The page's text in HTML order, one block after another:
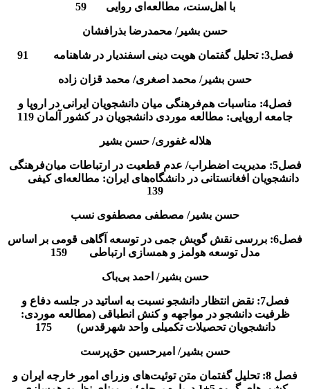
با اهل‌سنت، مطالعه‌ای روایی 59
حسن بشیر/ محمدرضا بذرافشان
فصل3: تحلیل گفتمان هویت دینی اسفندیار در شاهنامه 91
حسن بشیر/ محمد اصغری/ محمد قزان زاده
فصل4: مناسبات هم‌فرهنگی میان دانشجویان ایرانی در اروپا و
جامعه اروپایی: مطالعه موردی دانشجویان در کشور آلمان 119
هلاله غفوری/ حسن بشیر
فصل5: مدیریت اضطراب/ عدم قطعیت در ارتباطات میان‌فرهنگی
دانشجویان افغانستانی در دانشگاه‌های ایران: مطالعه‌ای کیفی
139
حسن بشیر/ مصطفی مصطفوی نسب
فصل6: بررسی نقش گویش جمی در توسعه آگاهی قومی بر اساس
مدل توسعه هولمز و همسازی ارتباطی 159
حسن بشیر/ احمد بی‌باک
فصل7: نقض انتظار دانشجو نسبت به اساتید در جلسه دفاع و
ظرفیت دانشجو در مواجهه و کنش انطباقی (مطالعه موردی:
دانشجویان تحصیلات تکمیلی واحد شهرقدس) 175
حسن بشیر/ امیرحسین حق‌پرست
فصل 8: تحلیل ‌گفتمان متن توئیت‌های وزرای امور خارجه‌‌ ایران و